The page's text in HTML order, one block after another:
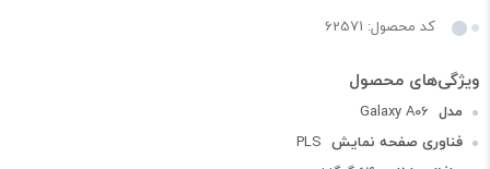
کد محصول: 62571
مدل Galaxy A۰۶
فناوری صفحه‌ نمایش PLS